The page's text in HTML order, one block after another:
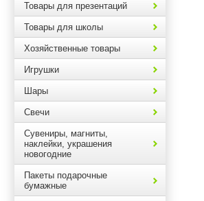
Товары для презентаций
Товары для школы
Хозяйственные товары
Игрушки
Шары
Свечи
Сувениры, магниты,
наклейки, украшения
новогодние
Пакеты подарочные
бумажные